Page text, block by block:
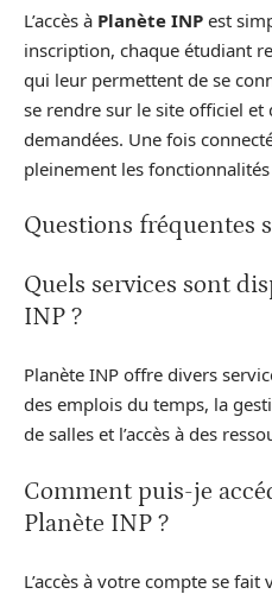
L’accès à Planète INP est
inscription, chaque étudiant
qui leur permettent de se
se rendre sur le site officiel et
demandées. Une fois
pleinement les
Questions fréquentes
Quels services sont
INP ?
Planète INP offre divers
des emplois du temps, la
de salles et l’accès à des
Comment puis-je
Planète INP ?
L’accès à votre compte se